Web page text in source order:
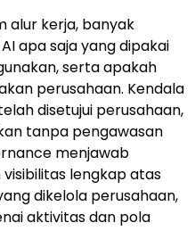
alur kerja, banyak
apa saja yang dipakai
serta apakah
perusahaan. Kendala
disetujui perusahaan,
tanpa pengawasan
menjawab
lengkap atas
dikelola perusahaan,
aktivitas dan pola